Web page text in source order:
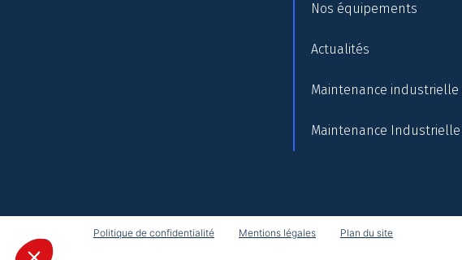
Nos équipements
Actualités
Maintenance industrielle
Maintenance Industrielle
Politique de confidentialité Mentions légales Plan du site